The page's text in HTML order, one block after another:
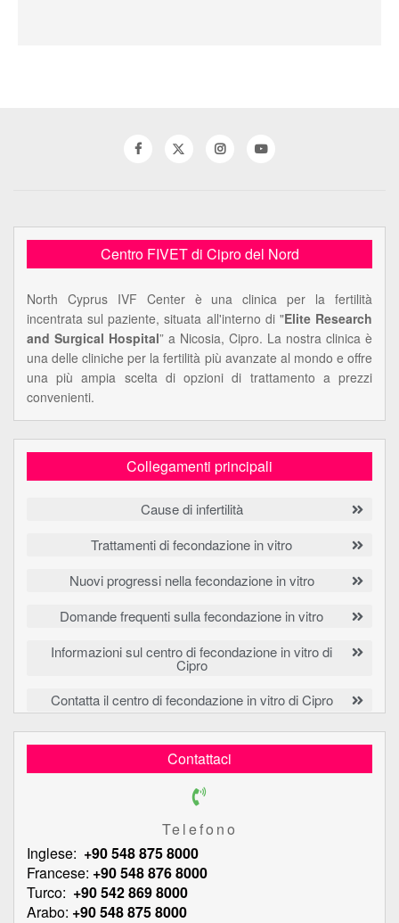
Centro FIVET di Cipro del Nord
North Cyprus IVF Center è una clinica per la fertilità
incentrata sul paziente, situata all'interno di "Elite Research
and Surgical Hospital” a Nicosia, Cipro. La nostra clinica è
una delle cliniche per la fertilità più avanzate al mondo e offre
una più ampia scelta di opzioni di trattamento a prezzi
convenienti.
Collegamenti principali
Cause di infertilità
Trattamenti di fecondazione in vitro
Nuovi progressi nella fecondazione in vitro
Domande frequenti sulla fecondazione in vitro
Informazioni sul centro di fecondazione in vitro di
Cipro
Contatta il centro di fecondazione in vitro di Cipro
Contattaci
Telefono
Inglese: +90 548 875 8000
Francese: +90 548 876 8000
Turco: +90 542 869 8000
Arabo: +90 548 875 8000